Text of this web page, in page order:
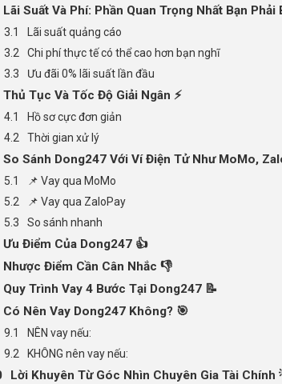
Lãi Suất Và Phí: Phần Quan Trọng Nhất Bạn Phải
Lãi suất quảng cáo
Chi phí thực tế có thể cao hơn bạn nghĩ
Ưu đãi 0% lãi suất lần đầu
Thủ Tục Và Tốc Độ Giải Ngân ⚡
Hồ sơ cực đơn giản
Thời gian xử lý
So Sánh Dong247 Với Ví Điện Tử Như MoMo,
📌 Vay qua MoMo
📌 Vay qua ZaloPay
So sánh nhanh
Ưu Điểm Của Dong247 👍
Nhược Điểm Cần Cân Nhắc 👎
Quy Trình Vay 4 Bước Tại Dong247 📝
Có Nên Vay Dong247 Không? 🎯
NÊN vay nếu:
KHÔNG nên vay nếu:
Lời Khuyên Từ Góc Nhìn Chuyên Gia Tài Chính